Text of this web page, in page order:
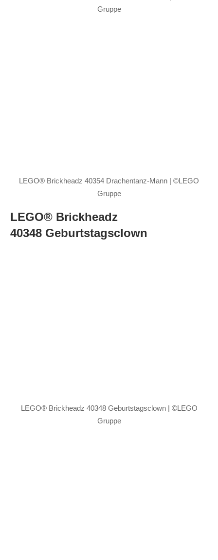
Gruppe
LEGO® Brickheadz 40354 Drachentanz-Mann | ©LEGO
Gruppe
LEGO® Brickheadz
40348 Geburtstagsclown
LEGO® Brickheadz 40348 Geburtstagsclown | ©LEGO
Gruppe